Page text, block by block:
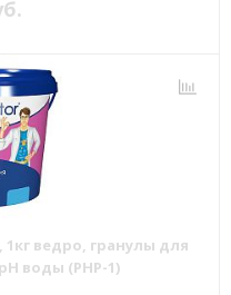
1кг ведро, гранулы для
воды (PHP-1)